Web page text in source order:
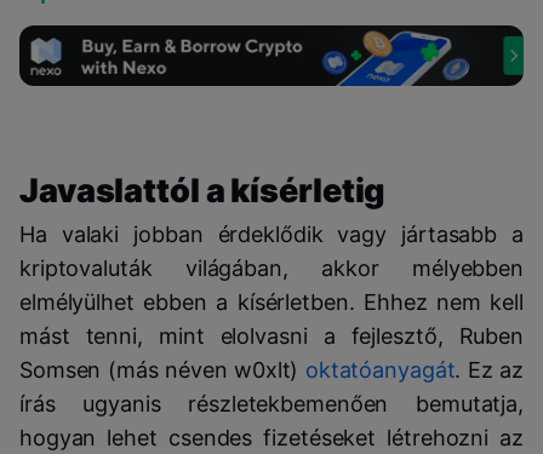
Javaslattól a kísérletig
Ha valaki jobban érdeklődik vagy jártasabb a
kriptovaluták világában, akkor mélyebben
elmélyülhet ebben a kísérletben. Ehhez nem kell
mást tenni, mint elolvasni a fejlesztő, Ruben
Somsen (más néven w0xlt) oktatóanyagát. Ez az
írás ugyanis részletekbemenően bemutatja,
hogyan lehet csendes fizetéseket létrehozni az